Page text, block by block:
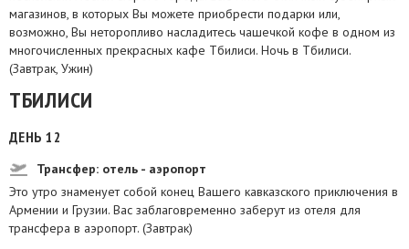
магазинов, в которых Вы можете приобрести подарки или,
возможно, Вы неторопливо насладитесь чашечкой кофе в одном из
многочисленных прекрасных кафе Тбилиси. Ночь в Тбилиси.
(Завтрак, Ужин)
ТБИЛИСИ
ДЕНЬ 12
Трансфер: отель - аэропорт
Это утро знаменует собой конец Вашего кавказского приключения в
Армении и Грузии. Вас заблаговременно заберут из отеля для
трансфера в аэропорт. (Завтрак)